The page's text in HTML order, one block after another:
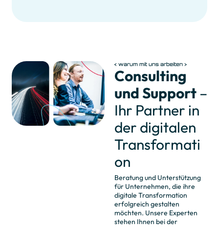
warum mit uns arbeiten
Consulting
und Support –
Ihr Partner in
der digitalen
Transformati
on
Beratung und Unterstützung
für Unternehmen, die ihre
digitale Transformation
erfolgreich gestalten
möchten. Unsere Experten
stehen Ihnen bei der